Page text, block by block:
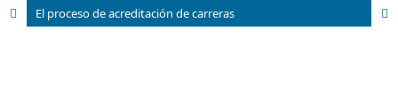
El proceso de acreditación de carreras